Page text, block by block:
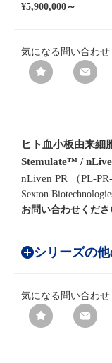
¥5,900,000～
気になる 問い合わせ
ヒト血小板由来細
Stemulate™ /
nLiven PR （PL-PR-
Sexton
お問い合わせくださ
シリーズの
気になる 問い合わせ